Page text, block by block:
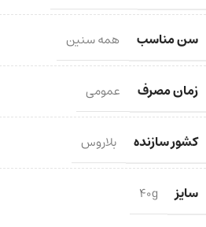
سن مناسب همه سنین
زمان مصرف عمومی
کشور سازنده بلاروس
سایز 40g